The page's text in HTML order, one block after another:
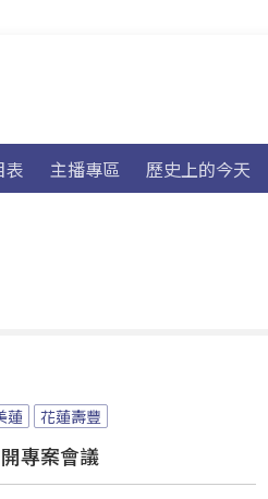
表 主播專區 歷史上的今天
蓮 花蓮壽豐
專案會議